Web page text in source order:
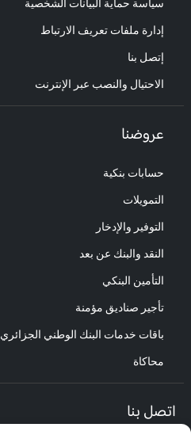
سياسة حماية البيانات الشخصية
إدارة ملفات تعريف الارتباط
إتصل بنا
الاحتيال والنصب عبر الإنترنت
عروضنا
حسابات بنكية
التمويلات
التوفير والإدخار
النقد والبنك عن بعد
التأمين البنكي
تأجير صناديق مؤمنة
باقات خدمات البنك الوطني الجزائري
محاكاة
اتصل بنا